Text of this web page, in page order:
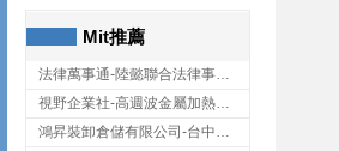
Mit推薦
法律萬事通-陸懿聯合法律事務所
視野企業社-高週波金屬加熱設備,彰化高週波金屬加熱設備
鴻昇裝卸倉儲有限公司-台中貨櫃裝卸